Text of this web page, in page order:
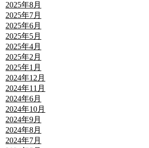
2025年8月
2025年7月
2025年6月
2025年5月
2025年4月
2025年2月
2025年1月
2024年12月
2024年11月
2024年6月
2024年10月
2024年9月
2024年8月
2024年7月